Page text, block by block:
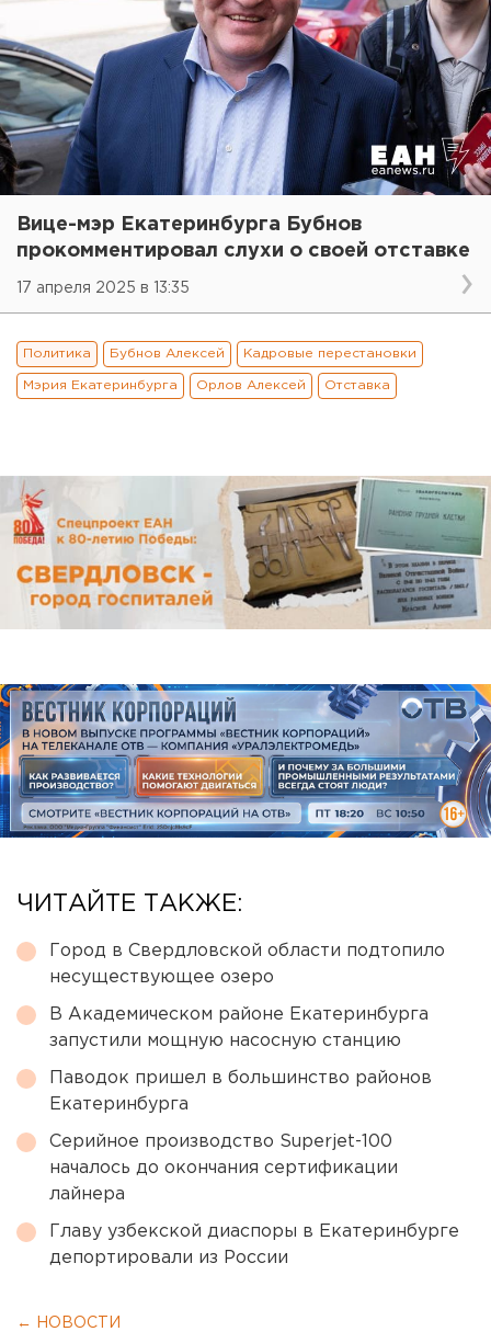
Вице-мэр Екатеринбурга Бубнов
прокомментировал слухи о своей отставке
17 апреля 2025 в 13:35
Политика Бубнов Алексей Кадровые перестановки
Мэрия Екатеринбурга Орлов Алексей Отставка
ЧИТАЙТЕ ТАКЖЕ:
Город в Свердловской области подтопило
несуществующее озеро
В Академическом районе Екатеринбурга
запустили мощную насосную станцию
Паводок пришел в большинство районов
Екатеринбурга
Серийное производство Superjet-100
началось до окончания сертификации
лайнера
Главу узбекской диаспоры в Екатеринбурге
депортировали из России
← НОВОСТИ